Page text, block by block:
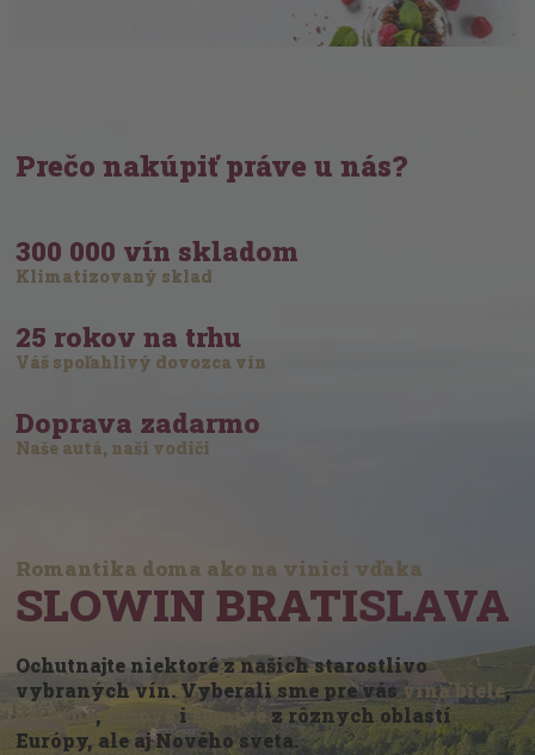
Prečo nakúpiť práve u nás?
300 000 vín skladom
Klimatizovaný sklad
25 rokov na trhu
Váš spoľahlivý dovozca vín
Doprava zadarmo
Naše autá, naši vodiči
Romantika doma ako na vinici vďaka
SLOWIN BRATISLAVA
Ochutnajte niektoré z našich starostlivo
vybraných vín. Vyberali sme pre vásvína biele,
červené, i šumivé z rôznych oblastí
Európy, ale aj Nového sveta.